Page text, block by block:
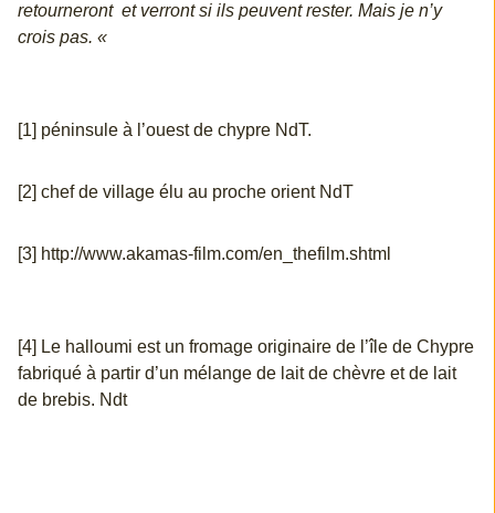
retourneront et verront si ils peuvent rester. Mais je n’y
crois pas. «
[1] péninsule à l’ouest de chypre NdT.
[2] chef de village élu au proche orient NdT
[3] http://www.akamas-film.com/en_thefilm.shtml
[4] Le halloumi est un fromage originaire de l’île de Chypre
fabriqué à partir d’un mélange de lait de chèvre et de lait
de brebis. Ndt